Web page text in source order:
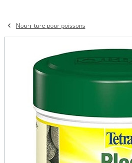
Nourriture pour poissons